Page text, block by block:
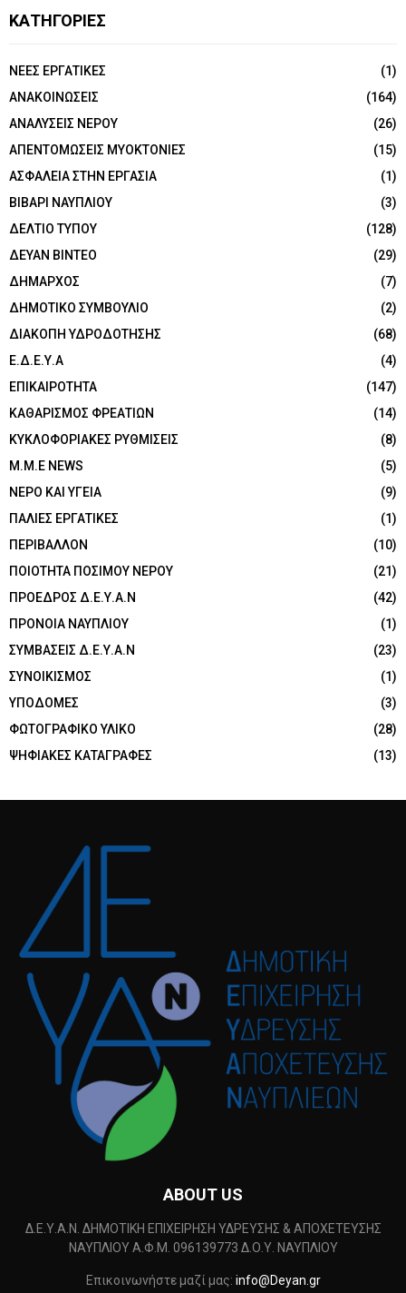
ΚΑΤΗΓΟΡΙΕΣ
NEEΣ ΕΡΓΑΤΙΚΕΣ
(1)
ΑΝΑΚΟΙΝΩΣΕΙΣ
(164)
ΑΝΑΛΥΣΕΙΣ ΝΕΡΟΥ
(26)
ΑΠΕΝΤΟΜΩΣΕΙΣ ΜΥΟΚΤΟΝΙΕΣ
(15)
ΑΣΦΑΛΕΙΑ ΣΤΗΝ ΕΡΓΑΣΙΑ
(1)
ΒΙΒΑΡΙ ΝΑΥΠΛΙΟΥ
(3)
ΔΕΛΤΙΟ ΤΥΠΟΥ
(128)
ΔΕΥΑΝ ΒΙΝΤΕΟ
(29)
ΔΗΜΑΡΧΟΣ
(7)
ΔΗΜΟΤΙΚΟ ΣΥΜΒΟΥΛΙΟ
(2)
ΔΙΑΚΟΠΗ ΥΔΡΟΔΟΤΗΣΗΣ
(68)
Ε.Δ.Ε.Υ.Α
(4)
ΕΠΙΚΑΙΡΟΤΗΤΑ
(147)
ΚΑΘΑΡΙΣΜΟΣ ΦΡΕΑΤΙΩΝ
(14)
ΚΥΚΛΟΦΟΡΙΑΚΕΣ ΡΥΘΜΙΣΕΙΣ
(8)
Μ.Μ.Ε NEWS
(5)
ΝΕΡΟ ΚΑΙ ΥΓΕΙΑ
(9)
ΠΑΛΙΕΣ ΕΡΓΑΤΙΚΕΣ
(1)
ΠΕΡΙΒΑΛΛΟΝ
(10)
ΠΟΙΟΤΗΤΑ ΠΟΣΙΜΟΥ ΝΕΡΟΥ
(21)
ΠΡΟΕΔΡΟΣ Δ.Ε.Υ.Α.Ν
(42)
ΠΡΟΝΟΙΑ ΝΑΥΠΛΙΟΥ
(1)
ΣΥΜΒΑΣΕΙΣ Δ.Ε.Υ.Α.Ν
(23)
ΣΥΝΟΙΚΙΣΜΟΣ
(1)
ΥΠΟΔΟΜΕΣ
(3)
ΦΩΤΟΓΡΑΦΙΚΟ ΥΛΙΚΟ
(28)
ΨΗΦΙΑΚΕΣ ΚΑΤΑΓΡΑΦΕΣ
(13)
ABOUT US
Δ.Ε.Υ.Α.Ν. ΔΗΜΟΤΙΚΗ ΕΠΙΧΕΙΡΗΣΗ ΥΔΡΕΥΣΗΣ & ΑΠΟΧΕΤΕΥΣΗΣ
ΝΑΥΠΛΙΟΥ Α.Φ.Μ. 096139773 Δ.Ο.Υ. ΝΑΥΠΛΙΟΥ
Επικοινωνήστε μαζί μας: info@Deyan.gr